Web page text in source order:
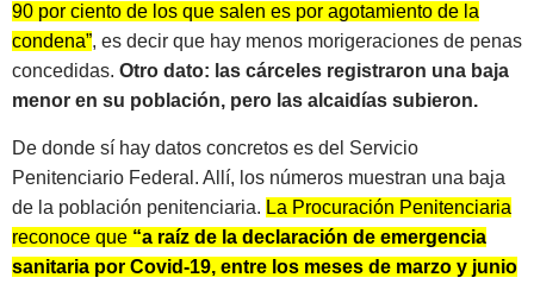
90 por ciento de los que salen es por agotamiento de la
condena”, es decir que hay menos morigeraciones de penas
concedidas. Otro dato: las cárceles registraron una baja
menor en su población, pero las alcaidías subieron.
De donde sí hay datos concretos es del Servicio
Penitenciario Federal. Allí, los números muestran una baja
de la población penitenciaria. La Procuración Penitenciaria
reconoce que “a raíz de la declaración de emergencia
sanitaria por Covid-19, entre los meses de marzo y junio